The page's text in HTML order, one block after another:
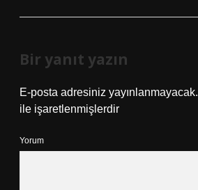
Bir yanıt yazın
E-posta adresiniz yayınlanmayacak.
ile işaretlenmişlerdir
Yorum